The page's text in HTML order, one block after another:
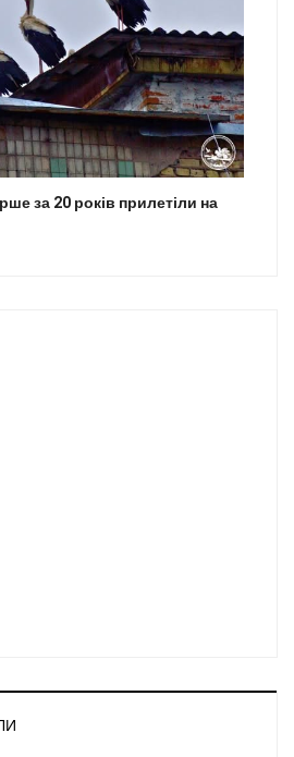
за 20 років прилетіли на